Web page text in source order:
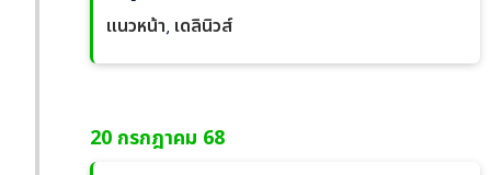
แนวหน้า เดลินิวส์
20 กรกฎาคม 68